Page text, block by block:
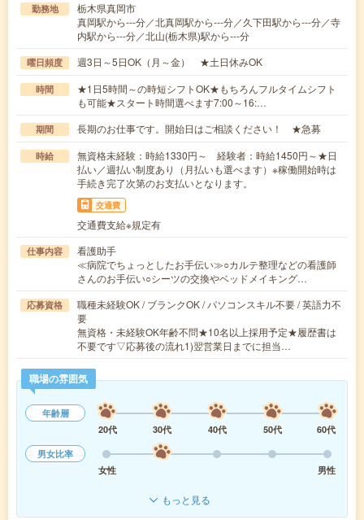
勤務地
栃木県真岡市
真岡駅から---分／北真岡駅から---分／久下田駅から---分／寺
内駅から---分／北山(栃木県)駅から---分
曜日頻度 週3日～5日OK（月～金） ★土日休みOK
時間
★1日5時間～の時短シフトOK★もちろんフルタイムシフト
も可能★スタート時間選べます7:00～16:…
期間 長期のお仕事です。開始日はご相談ください！ ★急募
時給
無資格未経験：時給1330円～ 経験者：時給1450円～★日
払い／週払い制度あり（月払いも選べます）※稼働開始時は
手続き完了次第のお支払いとなります。
交通費
交通費支給※規定有
仕事内容
看護助手
≪病院でちょっとしたお手伝い≫○カルテ整理などの看護師
さんのお手伝い○シーツの交換やベッドメイキング…
応募資格
職種未経験OK / ブランクOK / パソコンスキル不要 / 英語力不
要
無資格・未経験OK年齢不問★10名以上採用予定★履歴書は
不要です▽応募後の流れ1)翌営業日までに担当…
職場の雰囲気
年齢層
20代
30代 40代 50代
60代
男女比率
女性
男性
もっと見る